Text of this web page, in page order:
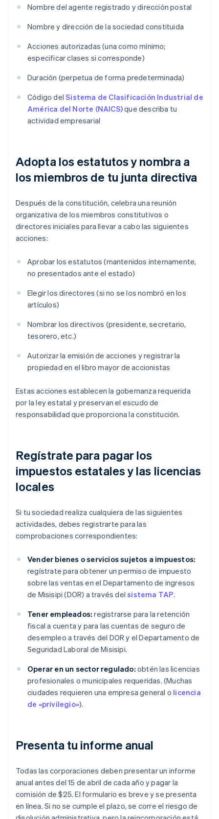
Nombre del agente registrado y dirección postal
Nombre y dirección de la sociedad constituida
Acciones autorizadas (una como mínimo;
especificar clases si corresponde)
Duración (perpetua de forma predeterminada)
Código delSistema de Clasificación Industrial de
América del Norte (NAICS)que describa tu
actividad empresarial
Adopta los estatutos y nombra a
los miembros de tu junta directiva
Después de la constitución, celebra una reunión
organizativa de los miembros constitutivos o
directores iniciales para llevar a cabo las siguientes
acciones:
Aprobar los estatutos (mantenidos internamente,
no presentados ante el estado)
Elegir los directores (si no se los nombró en los
artículos)
Nombrar los directivos (presidente, secretario,
tesorero, etc.)
Autorizar la emisión de acciones y registrar la
propiedad en el libro mayor de accionistas
Estas acciones establecen la gobernanza requerida
por la ley estatal y preservan el escudo de
responsabilidad que proporciona la constitución.
Regístrate para pagar los
impuestos estatales y las licencias
locales
Si tu sociedad realiza cualquiera de las siguientes
actividades, debes registrarte para las
comprobaciones correspondientes:
Vender bienes o servicios sujetos a impuestos:
regístrate para obtener un permiso de impuesto
sobre las ventas en el Departamento de ingresos
de Misisipi (DOR) a través delsistema TAP.
Tener empleados: registrarse para la retención
fiscal a cuenta y para las cuentas de seguro de
desempleo a través del DOR y el Departamento de
Seguridad Laboral de Misisipi.
Operar en un sector regulado: obtén las licencias
profesionales o municipales requeridas. (Muchas
ciudades requieren una empresa general o licencia
de «privilegio»).
Presenta tu informe anual
Todas las corporaciones deben presentar un informe
anual antes del 15 de abril de cada año y pagar la
comisión de $25. El formulario es breve y se presenta
en línea. Si no se cumple el plazo, se corre el riesgo de